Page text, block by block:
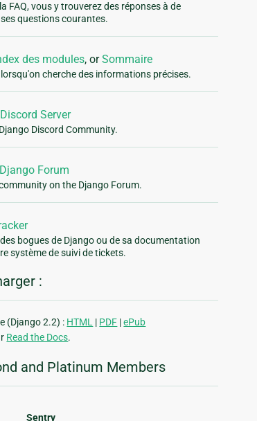
FAQ, vous y trouverez des réponses à de
questions courantes.
des modules, orSommaire
cherche des informations précises.
Server
Discord Community.
Forum
on the Django Forum.
bogues de Django ou de sa documentation
système de suivi de tickets.
:
(Django 2.2) : HTML | PDF |ePub
Read the Docs.
and Platinum Members
Sentry